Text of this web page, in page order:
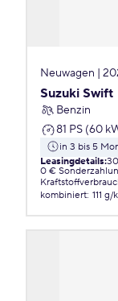
Neuwagen |
Suzuki Swift
Benzin
81 PS (60
in 3 bis 5
Leasingdetails:
0 €
kombiniert: 111 g/